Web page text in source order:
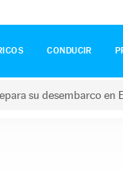
CONDUCIR
su desembarco en